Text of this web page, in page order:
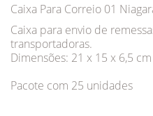
Caixa Para Correio 01
Caixa para envio de
transportadoras.
Dimensões: 21 x 15 x 6,5 cm
Pacote com 25 unidades